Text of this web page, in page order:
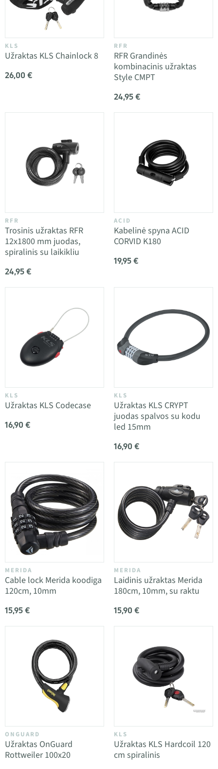
KLS
Užraktas KLS Chainlock 8
26,00 €
RFR
RFR Grandinės
kombinacinis užraktas
Style CMPT
24,95 €
RFR
Trosinis užraktas RFR
12x1800 mm juodas,
spiralinis su laikikliu
24,95 €
ACID
Kabelinė spyna ACID
CORVID K180
19,95 €
KLS
Užraktas KLS Codecase
16,90 €
KLS
Užraktas KLS CRYPT
juodas spalvos su kodu
led 15mm
16,90 €
MERIDA
Cable lock Merida koodiga
120cm, 10mm
15,95 €
MERIDA
Laidinis užraktas Merida
180cm, 10mm, su raktu
15,90 €
ONGUARD
Užraktas OnGuard
Rottweiler 100x20
KLS
Užraktas KLS Hardcoil 120
cm spiralinis